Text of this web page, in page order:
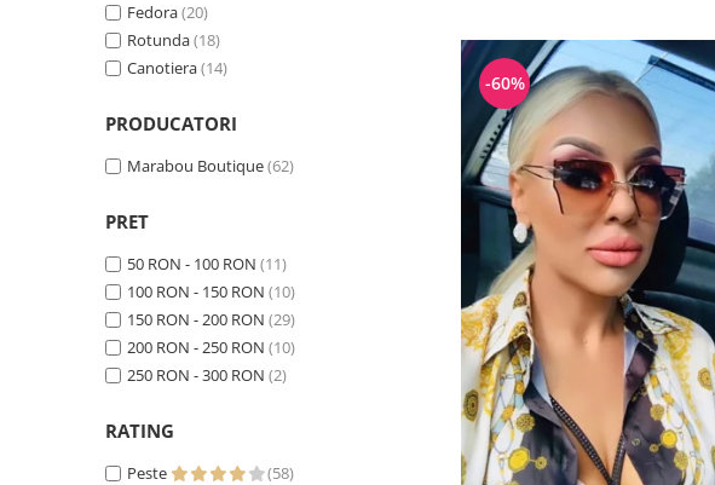
Fedora(20)
Rotunda(18)
Canotiera(14)
PRODUCATORI
Marabou Boutique(62)
PRET
50 RON - 100 RON (11)
100 RON - 150 RON (10)
150 RON - 200 RON (29)
200 RON - 250 RON (10)
250 RON - 300 RON (2)
RATING
Peste
(58)
-60%